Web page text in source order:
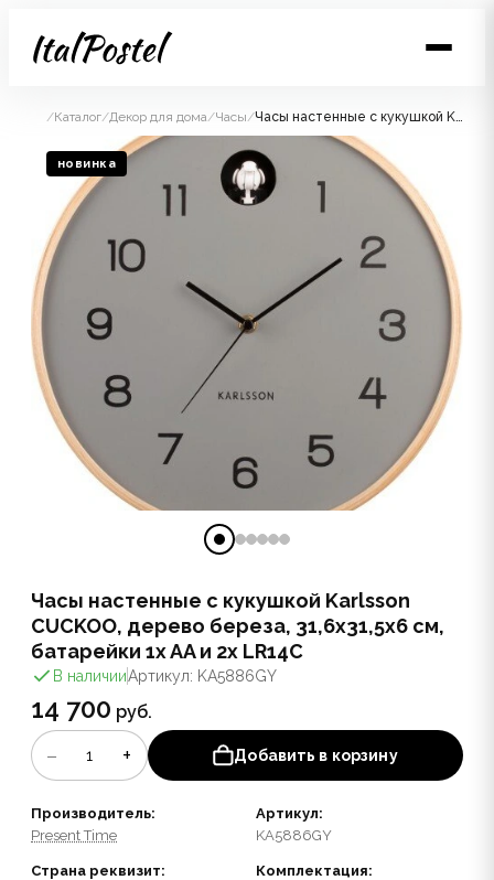
/Каталог/Декор для дома/Часы/ Часы настенные с кукушкой Karlsson CUCKOO, дерево береза, 31,6х31,5х6 см, батарейки 1x AA и 2x LR14C
новинка
Часы настенные с кукушкой Karlsson
CUCKOO, дерево береза, 31,6х31,5х6 см,
батарейки 1x AA и 2x LR14C
В наличииАртикул: KA5886GY
14 700 руб.
− 1 + Добавить в корзину
Производитель:
Present Time
Артикул:
KA5886GY
Страна реквизит:
Комплектация: